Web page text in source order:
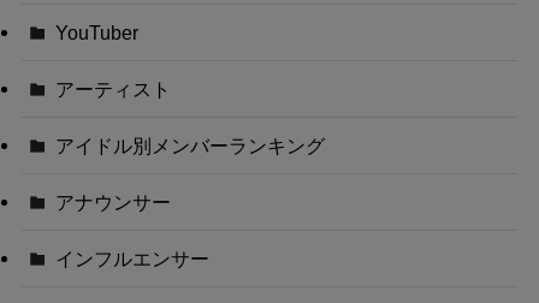
YouTuber
アーティスト
アイドル別メンバーランキング
アナウンサー
インフルエンサー